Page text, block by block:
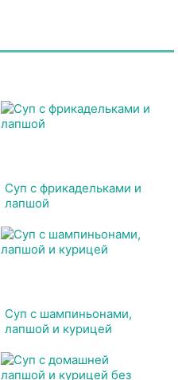
Суп с фрикадельками и
лапшой
Суп с шампиньонами,
лапшой и курицей